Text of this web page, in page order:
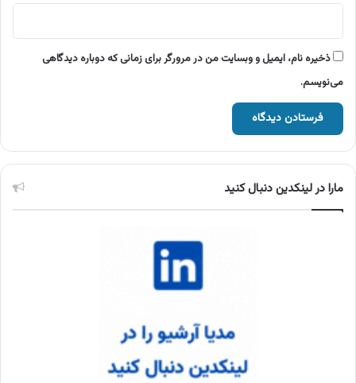
ذخیره نام، ایمیل و وبسایت من در مرورگر برای زمانی که دوباره دیدگاهی
می‌نویسم.
مارا در لینکدین دنبال کنید